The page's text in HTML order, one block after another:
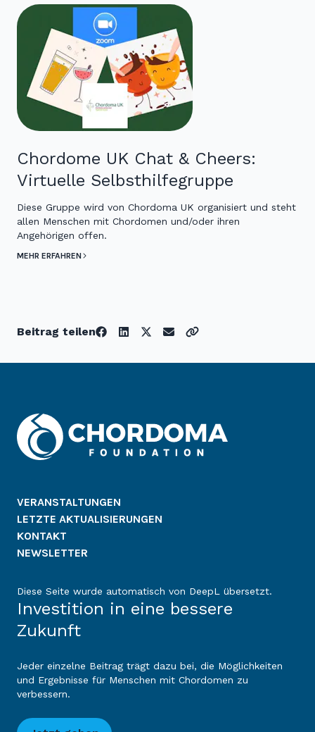
Chordome UK Chat & Cheers:
Virtuelle Selbsthilfegruppe
Diese Gruppe wird von Chordoma UK organisiert und steht
allen Menschen mit Chordomen und/oder ihren
Angehörigen offen.
MEHR ERFAHREN
Beitrag teilen
VERANSTALTUNGEN
LETZTE AKTUALISIERUNGEN
KONTAKT
NEWSLETTER
Diese Seite wurde automatisch von DeepL übersetzt.
Investition in eine bessere
Zukunft
Jeder einzelne Beitrag trägt dazu bei, die Möglichkeiten
und Ergebnisse für Menschen mit Chordomen zu
verbessern.